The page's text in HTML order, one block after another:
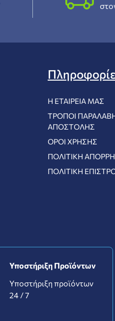
Η ΕΤΑΙΡΕΊΑ ΜΑΣ
ΤΡΌΠΟΙ
ΑΠΟΣΤΟΛΉΣ
ΌΡΟΙ ΧΡΉΣΗΣ
ΠΟΛΙΤΙΚΉ
ΠΟΛΙΤΙΚΉ
Υποστήριξη Προϊόντων
Υποστήριξη προϊόντων
24 / 7